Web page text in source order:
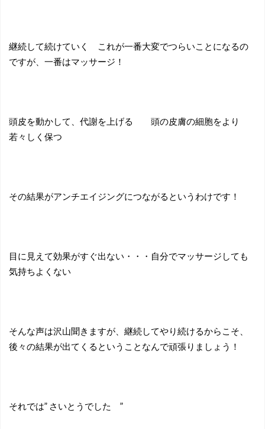
継続して続けていく これが一番大変でつらいことになるの
ですが、一番はマッサージ！
頭皮を動かして、代謝を上げる 頭の皮膚の細胞をより
若々しく保つ
その結果がアンチエイジングにつながるというわけです！
目に見えて効果がすぐ出ない・・・自分でマッサージしても
気持ちよくない
そんな声は沢山聞きますが、継続してやり続けるからこそ、
後々の結果が出てくるということなんで頑張りましょう！
それでは” さいとうでした ”